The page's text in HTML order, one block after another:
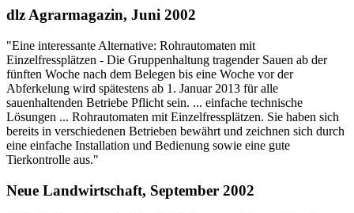
dlz Agrarmagazin, Juni 2002
"Eine interessante Alternative: Rohrautomaten mit
Einzelfressplätzen - Die Gruppenhaltung tragender Sauen ab der
fünften Woche nach dem Belegen bis eine Woche vor der
Abferkelung wird spätestens ab 1. Januar 2013 für alle
sauenhaltenden Betriebe Pflicht sein. ... einfache technische
Lösungen ... Rohrautomaten mit Einzelfressplätzen. Sie haben sich
bereits in verschiedenen Betrieben bewährt und zeichnen sich durch
eine einfache Installation und Bedienung sowie eine gute
Tierkontrolle aus."
Neue Landwirtschaft, September 2002